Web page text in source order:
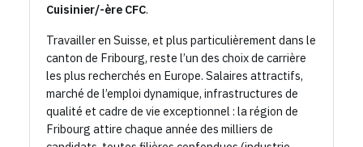
Cuisinier/-ère CFC.
Travailler en Suisse, et plus particulièrement dans le
canton de Fribourg, reste l’un des choix de carrière
les plus recherchés en Europe. Salaires attractifs,
marché de l’emploi dynamique, infrastructures de
qualité et cadre de vie exceptionnel : la région de
Fribourg attire chaque année des milliers de